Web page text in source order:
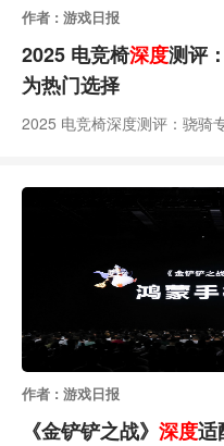
作者 : 游戏日报
2025 电竞椅深度测评
为热门选择
2025 电竞椅深度测评：骁骑
作者 : 游戏日报
《金铲铲之战》 深度适